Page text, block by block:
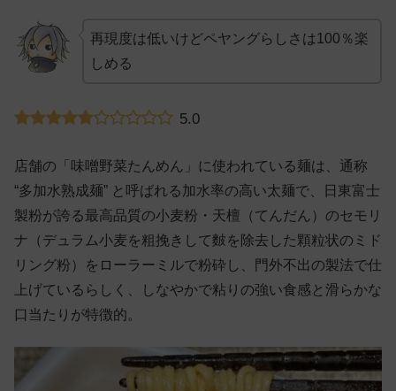
再現度は低いけどペヤングらしさは100％楽
しめる
5.0
店舗の「味噌野菜たんめん」に使われている麺は、通称
“多加水熟成麺” と呼ばれる加水率の高い太麺で、日東富士
製粉が誇る最高品質の小麦粉・天檀（てんだん）のセモリ
ナ（デュラム小麦を粗挽きして麬を除去した顆粒状のミド
リング粉）をローラーミルで粉砕し、門外不出の製法で仕
上げているらしく、しなやかで粘りの強い食感と滑らかな
口当たりが特徴的。